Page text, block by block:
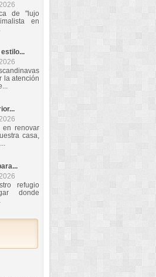
de "lujo
en
la atención
en renovar
casa,
refugio
donde